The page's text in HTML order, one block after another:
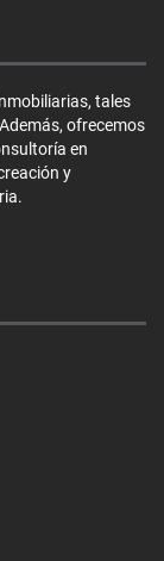
tales
ofrecemos
en
y